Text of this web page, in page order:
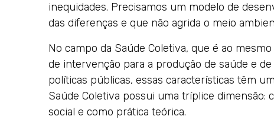
inequidades. Precisamos um modelo de
das diferenças e que não agrida o meio
No campo da Saúde Coletiva, que é ao
de intervenção para a produção de saúde e
políticas públicas, essas características têm
Saúde Coletiva possui uma tríplice
social e como prática teórica.